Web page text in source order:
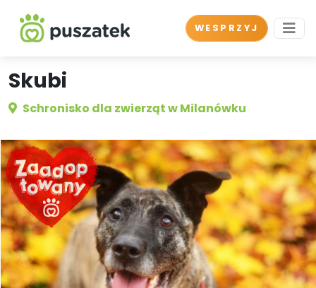
WESPRZYJ
Skubi
Schronisko dla zwierząt w Milanówku